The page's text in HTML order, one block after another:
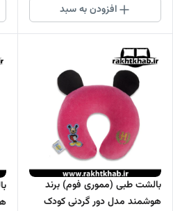
افزودن به سبد
بالشت طبی (مموری فوم) برند
هوشمند مدل دور گردنی کودک